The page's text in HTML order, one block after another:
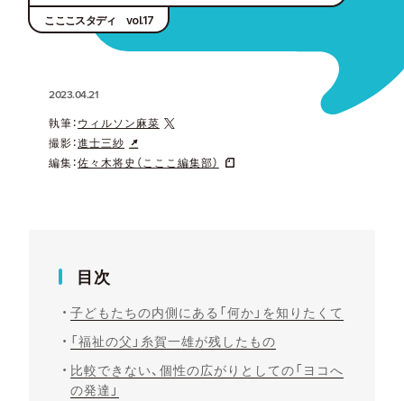
こここスタディ vol.17
2023.04.21
執筆： ウィルソン麻菜
撮影：進士三紗
編集：佐々木将史（こここ編集部）
目次
子どもたちの内側にある「何か」を知りたくて
「福祉の父」糸賀一雄が残したもの
比較できない、個性の広がりとしての「ヨコへ
の発達」